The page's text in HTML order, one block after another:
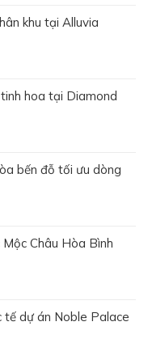
khu tại Alluvia
hoa tại Diamond
bến đỗ tối ưu dòng
Châu Hòa Bình
dự án Noble Palace